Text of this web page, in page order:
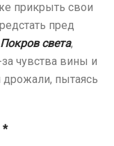
прикрыть свои
пред
Покров света,
за чувства вины и
дрожали, пытаясь